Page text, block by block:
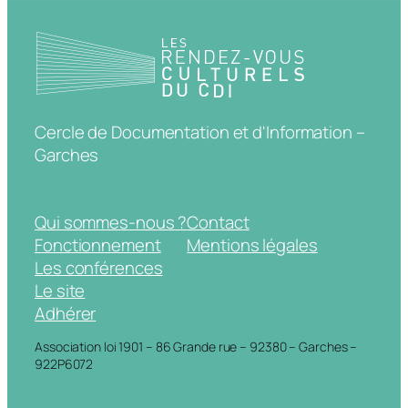
Cercle de Documentation et d'Information –
Garches
Qui sommes-nous ?
Fonctionnement
Les conférences
Le site
Adhérer
Contact
Mentions légales
Association loi 1901 – 86 Grande rue – 92380 – Garches –
922P6072